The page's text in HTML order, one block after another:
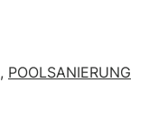
, POOLSANIERUNG